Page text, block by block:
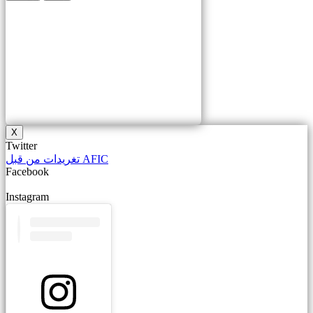
X
Twitter
تغريدات من قبل AFIC
Facebook
Instagram